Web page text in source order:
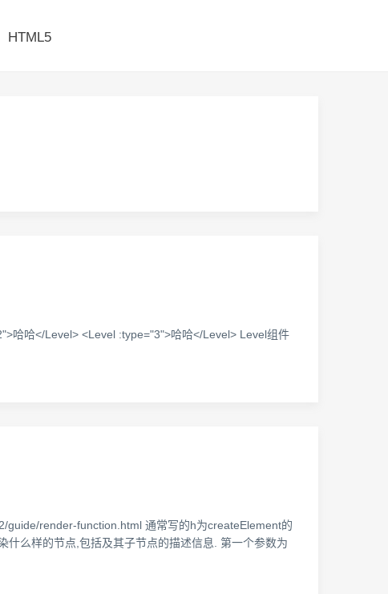
HTML5
哈哈</Level> <Level :type="3">哈哈</Level> Level组件
guide/render-function.html 通常写的h为createElement的
什么样的节点,包括及其子节点的描述信息. 第一个参数为